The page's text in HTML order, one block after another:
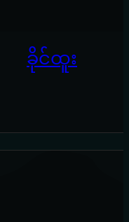
ခိုင်ထူး